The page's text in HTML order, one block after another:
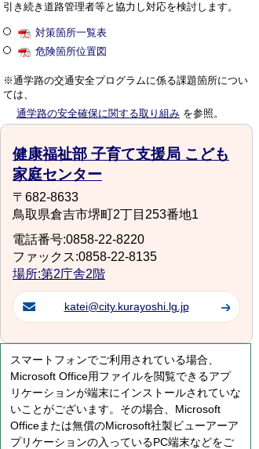
引き続き道路管理者等と協力し対応を検討します。
対策箇所一覧表
危険箇所位置図
※通学路の交通安全プログラムに係る課題箇所につい
ては、
通学路の安全確保に関する取り組み を参照。
健康福祉部 子育て支援局 こども
家庭センター
〒682-8633
鳥取県倉吉市堺町2丁目253番地1
電話番号:0858-22-8220
ファックス:0858-22-8135
場所:第2庁舎2階
katei@city.kurayoshi.lg.jp
スマートフォンでご利用されている場合、
Microsoft Office用ファイルを閲覧できるアプ
リケーションが端末にインストールされていな
いことがございます。その場合、Microsoft
Officeまたは無償のMicrosoft社製ビューアーア
プリケーションの入っているPC端末などをご